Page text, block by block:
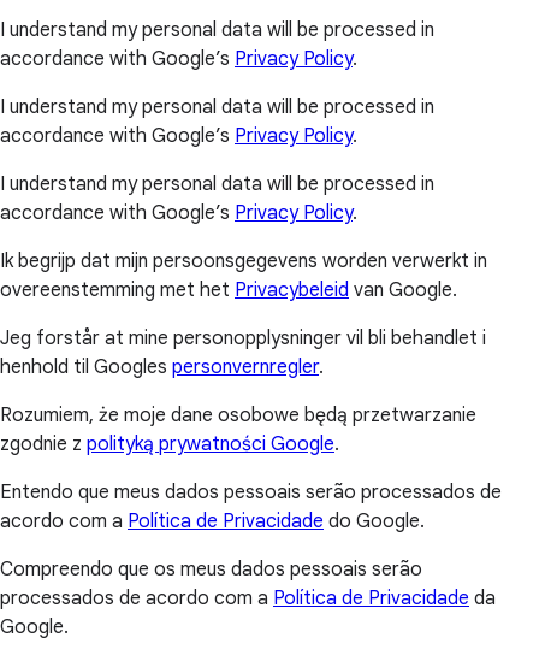
I understand my personal data will be processed in
accordance with Google’s Privacy Policy.
I understand my personal data will be processed in
accordance with Google’s Privacy Policy.
I understand my personal data will be processed in
accordance with Google’s Privacy Policy.
Ik begrijp dat mijn persoonsgegevens worden verwerkt in
overeenstemming met het Privacybeleid van Google.
Jeg forstår at mine personopplysninger vil bli behandlet i
henhold til Googles personvernregler.
Rozumiem, że moje dane osobowe będą przetwarzanie
zgodnie z polityką prywatności Google.
Entendo que meus dados pessoais serão processados de
acordo com a Política de Privacidade do Google.
Compreendo que os meus dados pessoais serão
processados de acordo com a Política de Privacidade da
Google.